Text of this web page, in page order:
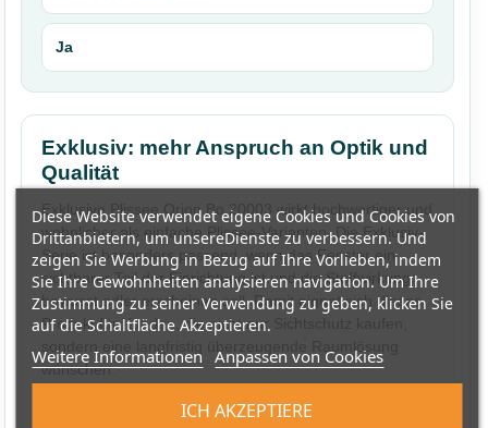
Ja
Exklusiv: mehr Anspruch an Optik und
Qualität
Exklusive Plissee Orion Bo 20003 wirkt hochwertiger und
wohnlicher als einfache Plissee-Varianten. Die Exklusiv-
Serie ist besonders passend, wenn das Fenster ein
sichtbarer Teil der Einrichtung ist und die Stoffwirkung
bewusst edler erscheinen soll. Damit eignet sich dieses
Produkt für Kunden, die nicht nur Sichtschutz kaufen,
wünschen.
hochwertigere Stoff- und Fensterwirkung als
Diese Website verwendet eigene Cookies und Cookies von
Drittanbietern, um unsereDienste zu verbessern. Und
zeigen Sie Werbung in Bezug auf Ihre Vorlieben, indem
Sie Ihre Gewohnheiten analysieren navigation. Um Ihre
Zustimmung zu seiner Verwendung zu geben, klicken Sie
auf die Schaltfläche Akzeptieren.
Weitere Informationen Anpassen von Cookies
ICH AKZEPTIERE